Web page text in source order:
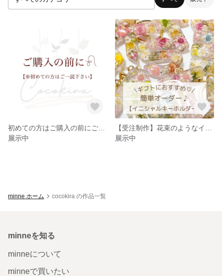
展示中
展示中
minne ホーム cocokira の作品一覧
minneを知る
minneについて
minneで買いたい